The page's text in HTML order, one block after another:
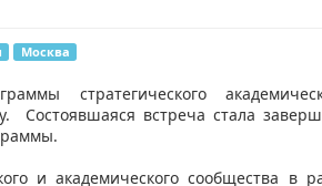
Москва
стратегического
Состоявшаяся встреча стала
и академического сообщества в